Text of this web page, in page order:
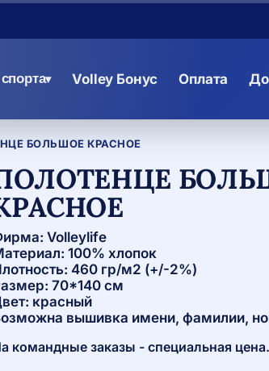
▾ Volley Бонус Оплата
БОЛЬШОЕ КРАСНОЕ
Volleylife
100% хлопок
460 гр/м2 (+/-2%)
70*140 см
красный
вышивка имени, фамилии,
командные заказы - специальная цена.